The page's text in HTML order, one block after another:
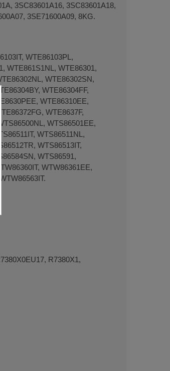
3SC83601A16, 3SC83601A18,
3SE71600A09, 8KG.
WTE86103PL,
WTE861S1NL, WTE86301,
WTE86302SN,
WTE86304FF,
WTE86310EE,
WTE8637F,
WTS86501EE,
WTS86511NL,
WTS86513IT,
WTS86591,
WTW86361EE,
R7380X1,